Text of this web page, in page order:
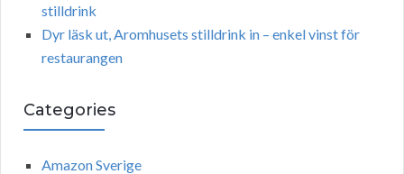
stilldrink
Dyr läsk ut, Aromhusets stilldrink in – enkel vinst för
restaurangen
Categories
Amazon Sverige